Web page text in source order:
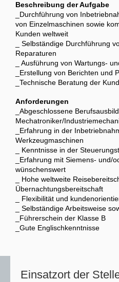
Beschreibung der Aufgabe
_Durchführung von
von Einzelmaschinen sowie
Kunden weltweit
_ Selbständige Durchführung
Reparaturen
_ Ausführung von Wartungs-
_Erstellung von Berichten und
_Technische Beratung der
Anforderungen
_Abgeschlossene
Mechatroniker/
_Erfahrung in der
Werkzeugmaschinen
_ Kenntnisse in der
_Erfahrung mit Siemens- und/
wünschenswert
_ Hohe weltweite
Übernachtungsbereitschaft
_ Flexibilität und
_ Selbständige Arbeitsweise
_Führerschein der Klasse B
_Gute Englischkenntnisse
Einsatzort der